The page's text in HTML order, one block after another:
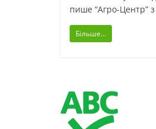
пише “Агро-Центр” з
Більше...